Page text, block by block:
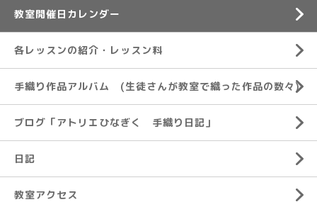
教室開催日カレンダー
各レッスンの紹介・レッスン料
手織り作品アルバム (生徒さんが教室で織った作品の数々)
ブログ「アトリエひなぎく 手織り日記」
日記
教室アクセス